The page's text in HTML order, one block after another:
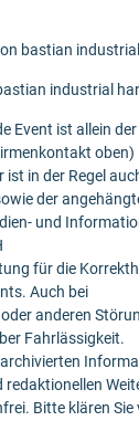
bastian
industrial
Event ist allein
oben)
in der Regel
der
und
für die
Auch bei
anderen
Fahrlässigkeit.
Bitte klären Sie